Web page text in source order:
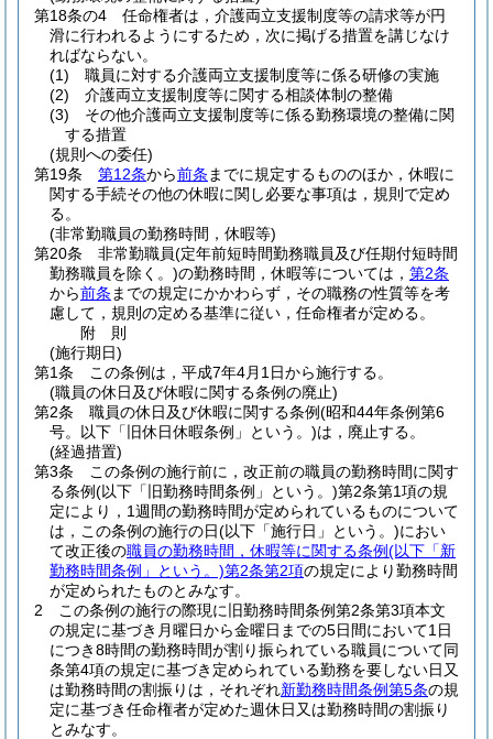
第18条の4
任命権者は，介護両立支援制度等の請求等が円
滑に行われるようにするため，次に掲げる措置を講じなけ
ればならない。
(1)
職員に対する介護両立支援制度等に係る研修の実施
(2)
介護両立支援制度等に関する相談体制の整備
(3)
その他介護両立支援制度等に係る勤務環境の整備に関
する措置
(規則への委任)
第19条
第12条から前条 までに規定するもののほか，休暇に
関する手続その他の休暇に関し必要な事項は，規則で定め
る。
(非常勤職員の勤務時間，休暇等)
第20条
非常勤職員(定年前短時間勤務職員及び任期付短時間
勤務職員を除く。)の勤務時間，休暇等については， 第2条
から前条 までの規定にかかわらず，その職務の性質等を考
慮して，規則の定める基準に従い，任命権者が定める。
附 則
(施行期日)
第1条
この条例は，平成7年4月1日から施行する。
(職員の休日及び休暇に関する条例の廃止)
第2条
職員の休日及び休暇に関する条例(昭和44年条例第6
号。以下「旧休日休暇条例」という。)は，廃止する。
(経過措置)
第3条
この条例の施行前に，改正前の職員の勤務時間に関す
る条例(以下「旧勤務時間条例」という。)第2条第1項の規
定により，1週間の勤務時間が定められているものについて
は，この条例の施行の日(以下「施行日」という。)におい
て改正後の職員の勤務時間，休暇等に関する条例(以下「新
勤務時間条例」という。)第2条第2項の規定により勤務時間
が定められたものとみなす。
2
この条例の施行の際現に旧勤務時間条例第2条第3項本文
の規定に基づき月曜日から金曜日までの5日間において1日
につき8時間の勤務時間が割り振られている職員について同
条第4項の規定に基づき定められている勤務を要しない日又
は勤務時間の割振りは，それぞれ新勤務時間条例第5条の規
定に基づき任命権者が定めた週休日又は勤務時間の割振り
とみなす。